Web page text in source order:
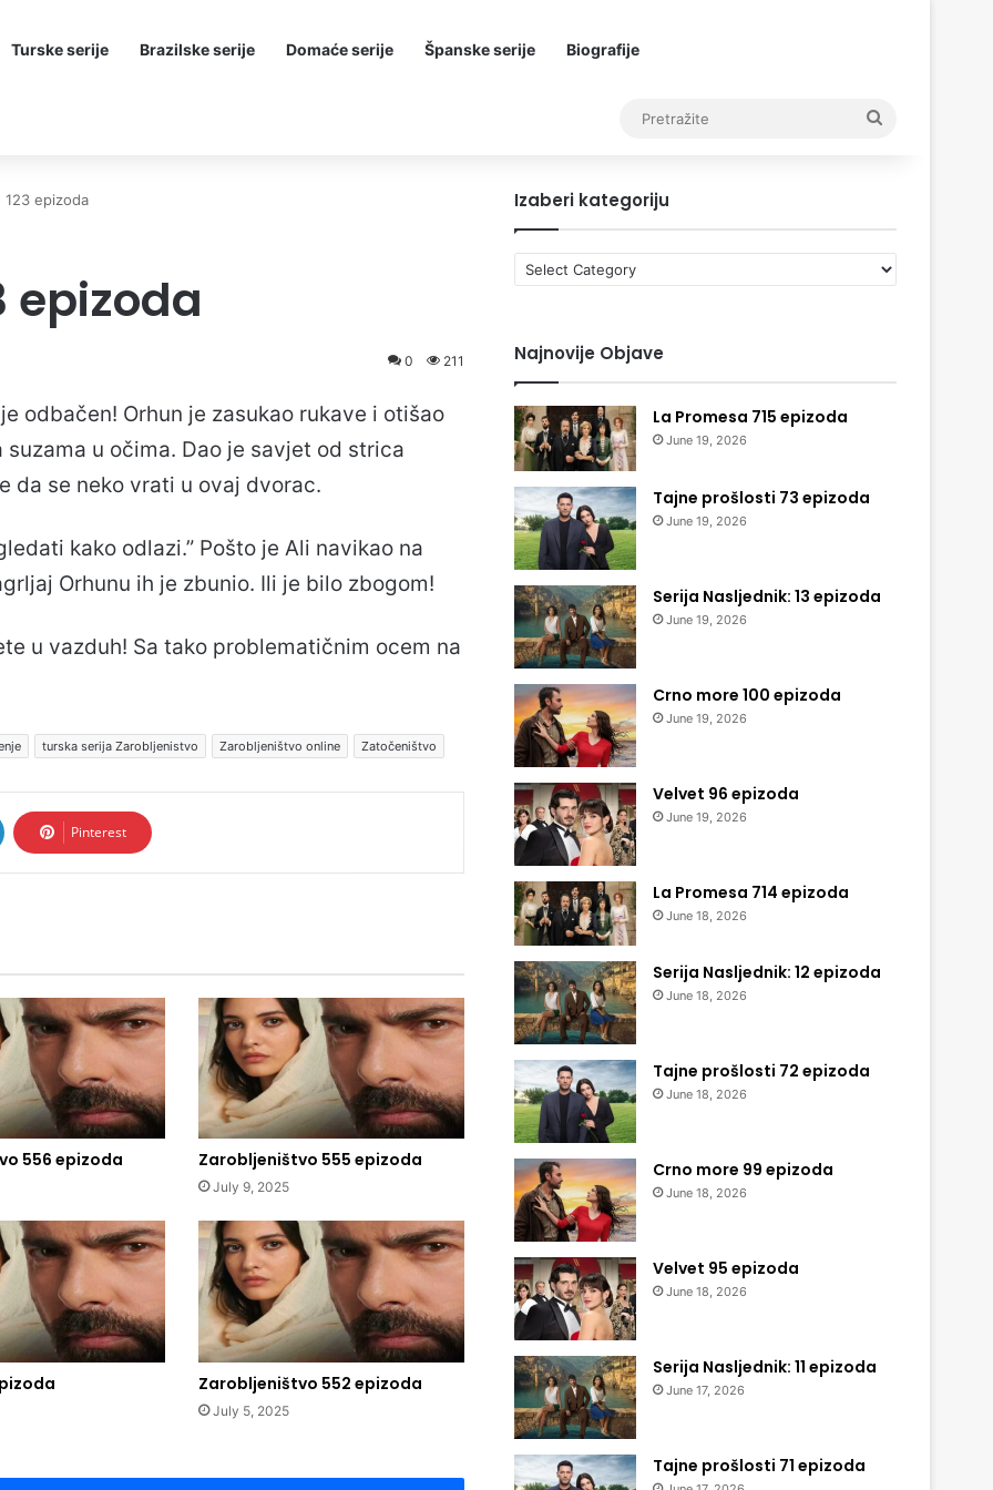
Turske serije Brazilske serije Domaće serije Španske serije Biografije
epizoda
epizoda
0 211
odbačen! Orhun je zasukao rukave i otišao
u očima. Dao je savjet od strica
da se neko vrati u ovaj dvorac.
kako odlazi.” Pošto je Ali navikao na
Orhunu ih je zbunio. Ili je bilo zbogom!
u vazduh! Sa tako problematičnim ocem na
turska serija Zarobljenistvo Zarobljeništvo online Zatočeništvo
Pinterest
556 epizoda Zarobljeništvo 555 epizoda
July 9, 2025
Zarobljeništvo 552 epizoda
July 5, 2025
Izaberi kategoriju
Izaberi
kategoriju
Najnovije Objave
La Promesa 715 epizoda
June 19, 2026
Tajne prošlosti 73 epizoda
June 19, 2026
Serija Nasljednik: 13 epizoda
June 19, 2026
Crno more 100 epizoda
June 19, 2026
Velvet 96 epizoda
June 19, 2026
La Promesa 714 epizoda
June 18, 2026
Serija Nasljednik: 12 epizoda
June 18, 2026
Tajne prošlosti 72 epizoda
June 18, 2026
Crno more 99 epizoda
June 18, 2026
Velvet 95 epizoda
June 18, 2026
Serija Nasljednik: 11 epizoda
June 17, 2026
Tajne prošlosti 71 epizoda